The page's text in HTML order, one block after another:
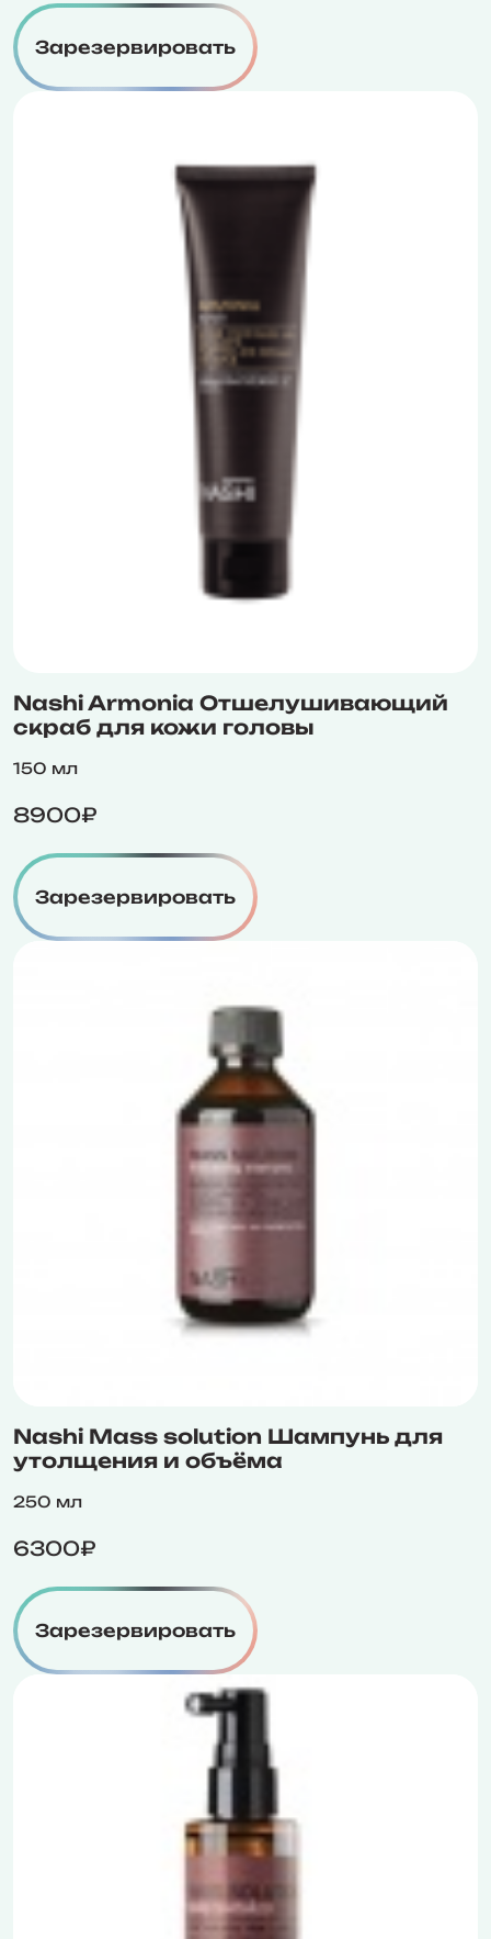
Зарезервировать
Nashi Armonia Отшелушивающий
скраб для кожи головы
150 мл
8900₽
Зарезервировать
Nashi Mass solution Шампунь для
утолщения и объёма
250 мл
6300₽
Зарезервировать